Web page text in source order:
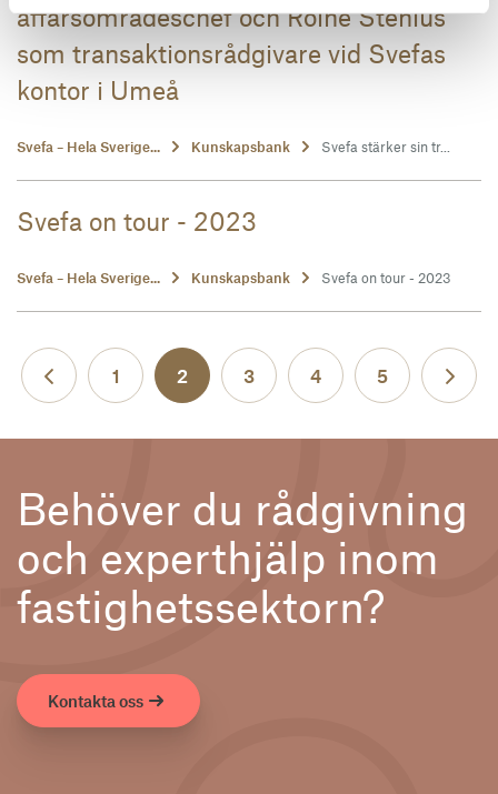
affärsområdeschef och Roine Stenius
som transaktionsrådgivare vid Svefas
kontor i Umeå
Svefa – Hela Sverige... Kunskapsbank Svefa stärker sin tr...
Svefa on tour - 2023
Svefa – Hela Sverige... Kunskapsbank Svefa on tour - 2023
Föregående
1 2 3 4 5
Behöver du rådgivning
och experthjälp inom
fastighetssektorn?
Kontakta oss